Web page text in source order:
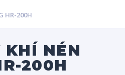
HR-200H
KHÍ NÉN
200H